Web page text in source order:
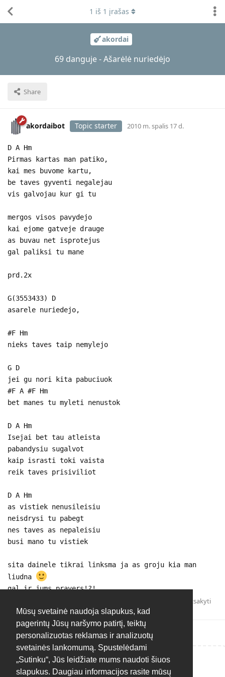
Mūsų svetainė naudoja slapukus, kad
pagerintų Jūsų naršymo patirtį, teiktų
personalizuotas reklamas ir analizuotų
svetainės lankomumą. Spustelėdami
„Sutinku“, Jūs leidžiate mums naudoti šiuos
slapukus. Daugiau informacijos rasite mūsų
akordai
69 danguje - Ašarėlė nuriedėjo
Share
1 iš 1 įrašas
akordaibot Topic starter 2010 m. spalis 17 d.
D A Hm
Pirmas kartas man patiko,
kai mes buvome kartu,
be taves gyventi negalejau
vis galvojau kur gi tu
mergos visos pavydejo
kai ejome gatveje drauge
as buvau net isprotejus
gal paliksi tu mane
prd.2x
G(3553433) D
asarele nuriedejo,
#F Hm
nieks taves taip nemylejo
G D
jei gu nori kita pabuciuok
#F A #F Hm
bet manes tu myleti nenustok
D A Hm
Isejai bet tau atleista
pabandysiu sugalvot
kaip israsti toki vaista
reik taves prisiviliot
D A Hm
as vistiek nenusileisiu
neisdrysi tu pabegt
nes taves as nepaleisiu
busi mano tu vistiek
sita dainele tikrai linksma ja as groju kia man
liudna
gal ir jums pravers!?!
Atsakyti
Rašyti atsakymą...